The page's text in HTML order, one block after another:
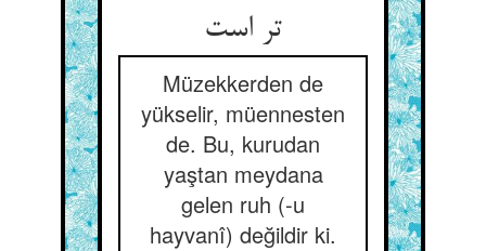
Müzekkerden de
yükselir, müennesten
de. Bu, kurudan
yaştan meydana
gelen ruh (-u
hayvanî) değildir ki.